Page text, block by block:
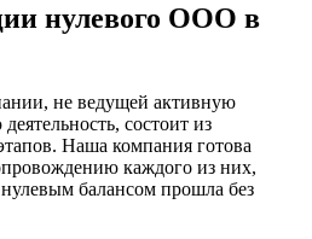
нулевого ООО в
не ведущей активную
состоит из
Наша компания готова
каждого из них,
балансом прошла без